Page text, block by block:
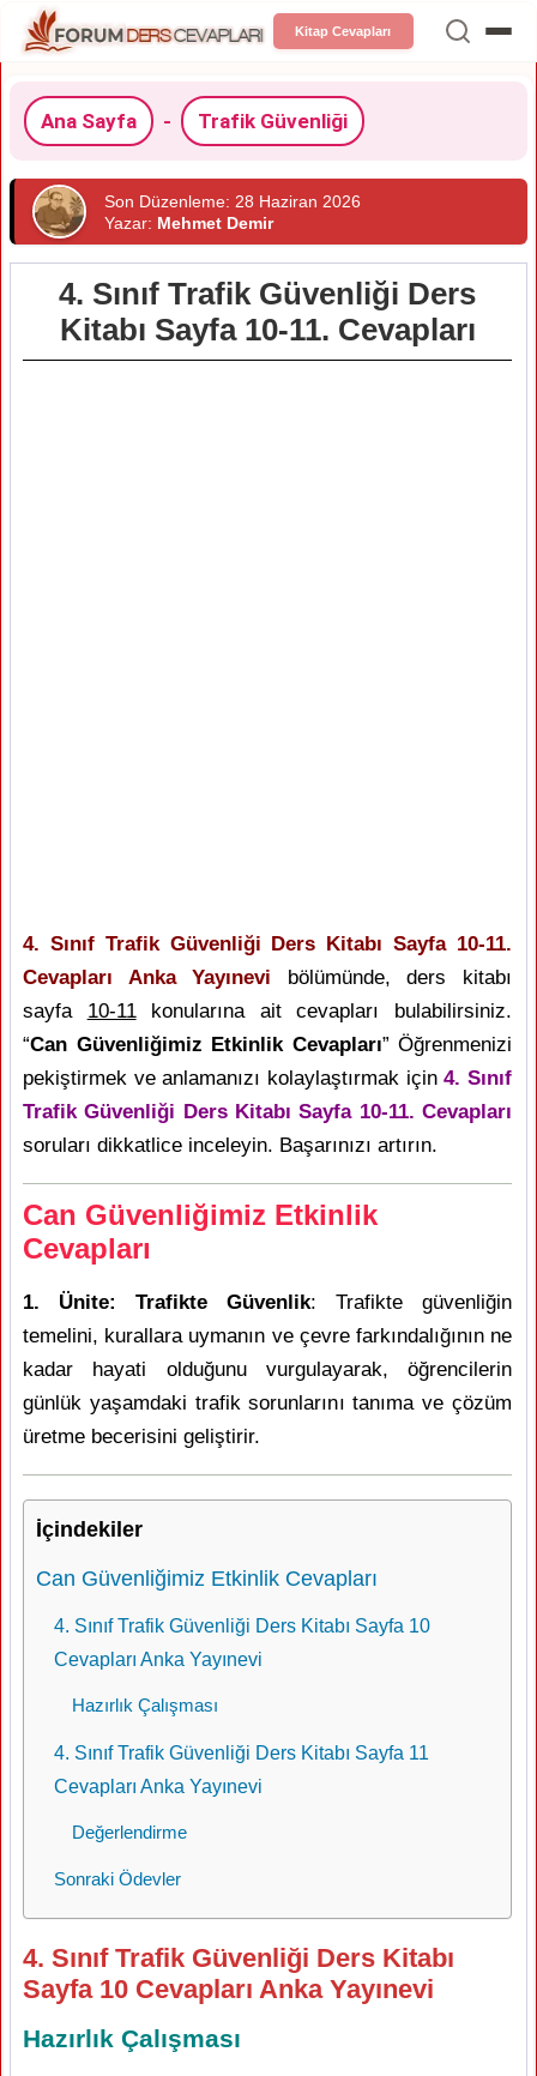
Kitap Cevapları
Ana Sayfa - Trafik Güvenliği
Son Düzenleme: 28 Haziran 2026
Yazar: Mehmet Demir
4. Sınıf Trafik Güvenliği Ders
Kitabı Sayfa 10-11. Cevapları
4. Sınıf Trafik Güvenliği Ders Kitabı Sayfa 10-11.
Cevapları Anka Yayınevi bölümünde, ders kitabı
sayfa 10-11konularına ait cevapları bulabilirsiniz.
“Can Güvenliğimiz Etkinlik Cevapları” Öğrenmenizi
pekiştirmek ve anlamanızı kolaylaştırmak için4. Sınıf
Trafik Güvenliği Ders Kitabı Sayfa 10-11. Cevapları
soruları dikkatlice inceleyin. Başarınızı artırın.
Can Güvenliğimiz Etkinlik
Cevapları
1. Ünite: Trafikte Güvenlik: Trafikte güvenliğin
temelini, kurallara uymanın ve çevre farkındalığının ne
kadar hayati olduğunu vurgulayarak, öğrencilerin
günlük yaşamdaki trafik sorunlarını tanıma ve çözüm
üretme becerisini geliştirir.
İçindekiler
Can Güvenliğimiz Etkinlik Cevapları
4. Sınıf Trafik Güvenliği Ders Kitabı Sayfa 10
Cevapları Anka Yayınevi
Hazırlık Çalışması
4. Sınıf Trafik Güvenliği Ders Kitabı Sayfa 11
Cevapları Anka Yayınevi
Değerlendirme
Sonraki Ödevler
4. Sınıf Trafik Güvenliği Ders Kitabı
Sayfa 10 Cevapları Anka Yayınevi
Hazırlık Çalışması